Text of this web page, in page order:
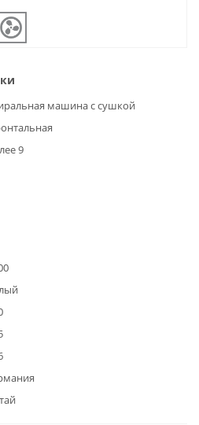
машина с сушкой
9